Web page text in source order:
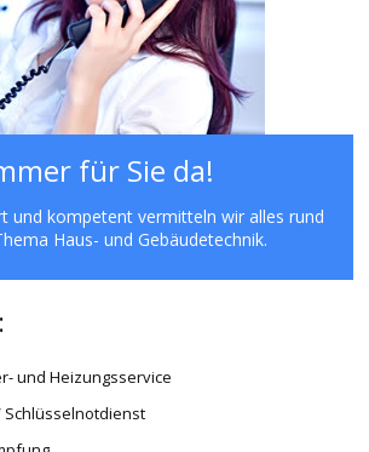
für Sie da!
und kompetent vermitteln wir alles rund
Haus- und Gebäudetechnik.
und Heizungsservice